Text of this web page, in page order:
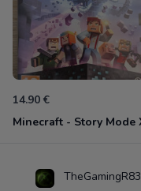
14.90 €
TheGamingR83